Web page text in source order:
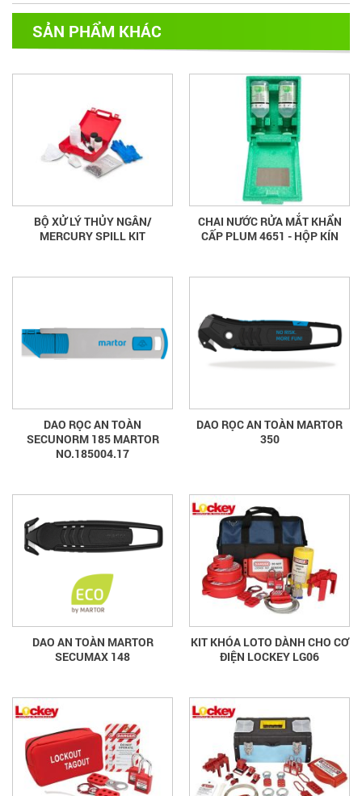
SẢN PHẨM KHÁC
BỘ XỬ LÝ THỦY NGÂN/
MERCURY SPILL KIT
CHAI NƯỚC RỬA MẮT KHẨN
CẤP PLUM 4651 - HỘP KÍN
DAO RỌC AN TOÀN
SECUNORM 185 MARTOR
NO.185004.17
DAO RỌC AN TOÀN MARTOR
350
DAO AN TOÀN MARTOR
SECUMAX 148
KIT KHÓA LOTO DÀNH CHO CƠ
ĐIỆN LOCKEY LG06